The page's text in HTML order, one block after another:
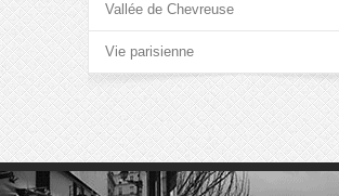
Vallée de Chevreuse
Vie parisienne